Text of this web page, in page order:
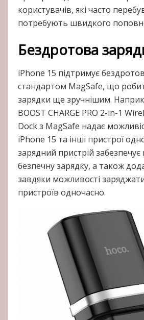
користувачів, які часто
потребують швидкого
Бездротова
iPhone 15 підтримує
стандартом MagSafe, що
зарядки ще зручнішим.
BOOST CHARGE PRO 2-in-1
Dock з MagSafe надає
iPhone 15 та інші пристрої
зарядний пристрій
безпечну зарядку, а також
завдяки можливості
пристроїв одночасно.